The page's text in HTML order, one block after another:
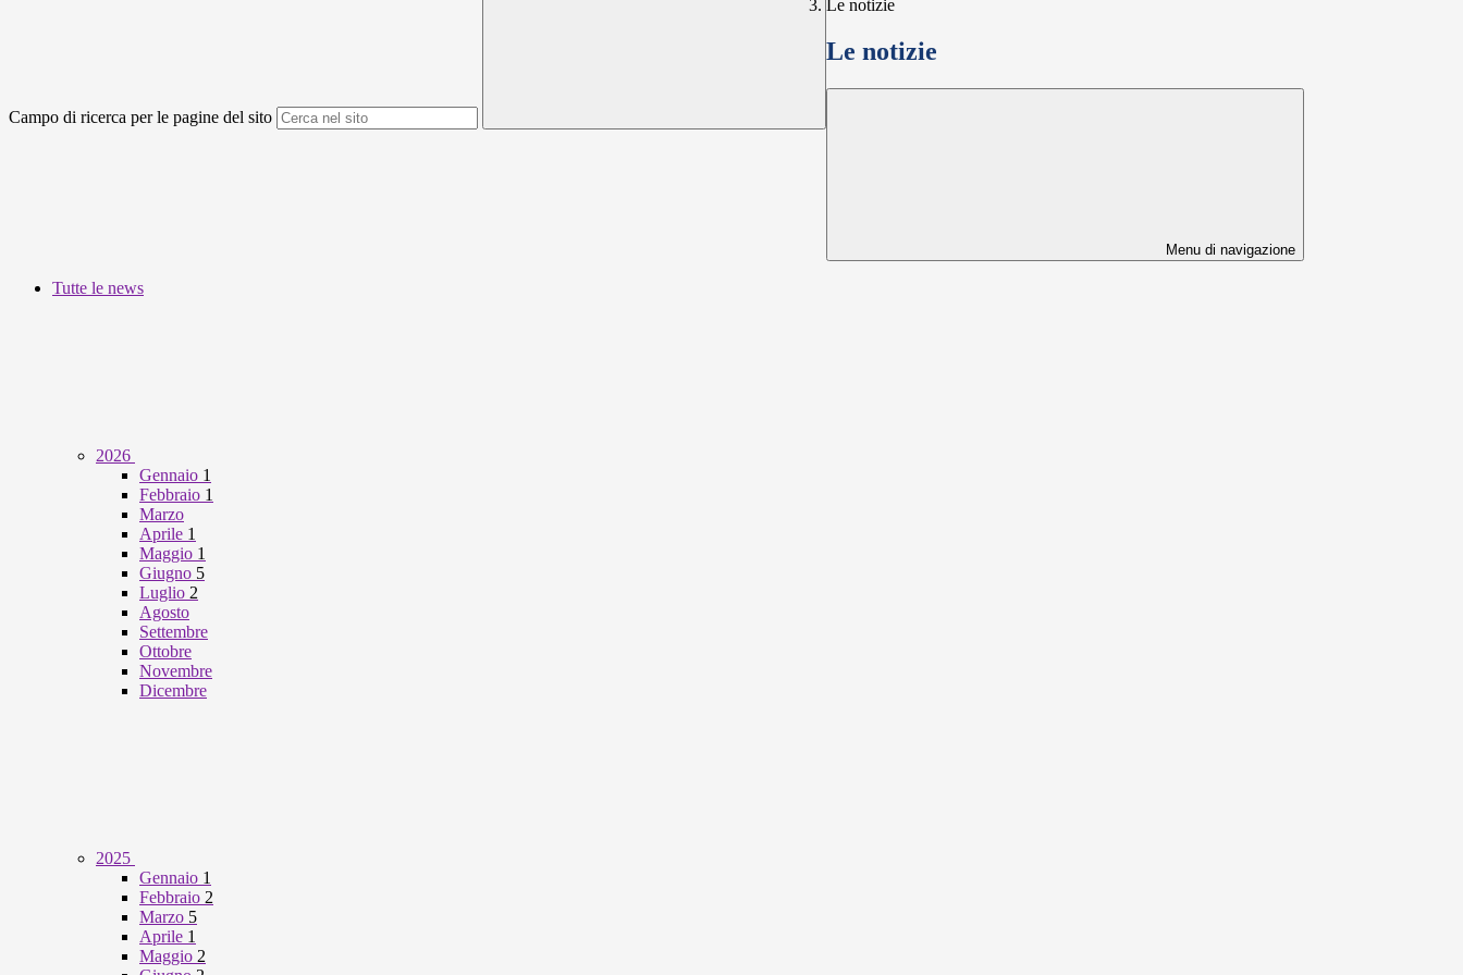
Campo di ricerca per le pagine del sito
Le notizie
Le notizie
Menu di navigazione
Tutte le news
2026
Gennaio 1
Febbraio 1
Marzo
Aprile 1
Maggio 1
Giugno 5
Luglio 2
Agosto
Settembre
Ottobre
Novembre
Dicembre
2025
Gennaio 1
Febbraio 2
Marzo 5
Aprile 1
Maggio 2